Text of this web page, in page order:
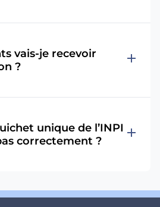
vais-je recevoir
?
add
unique de l’INPI
correctement ?
add